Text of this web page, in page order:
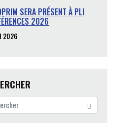
SERA PRÉSENT À PLI
2026
2026